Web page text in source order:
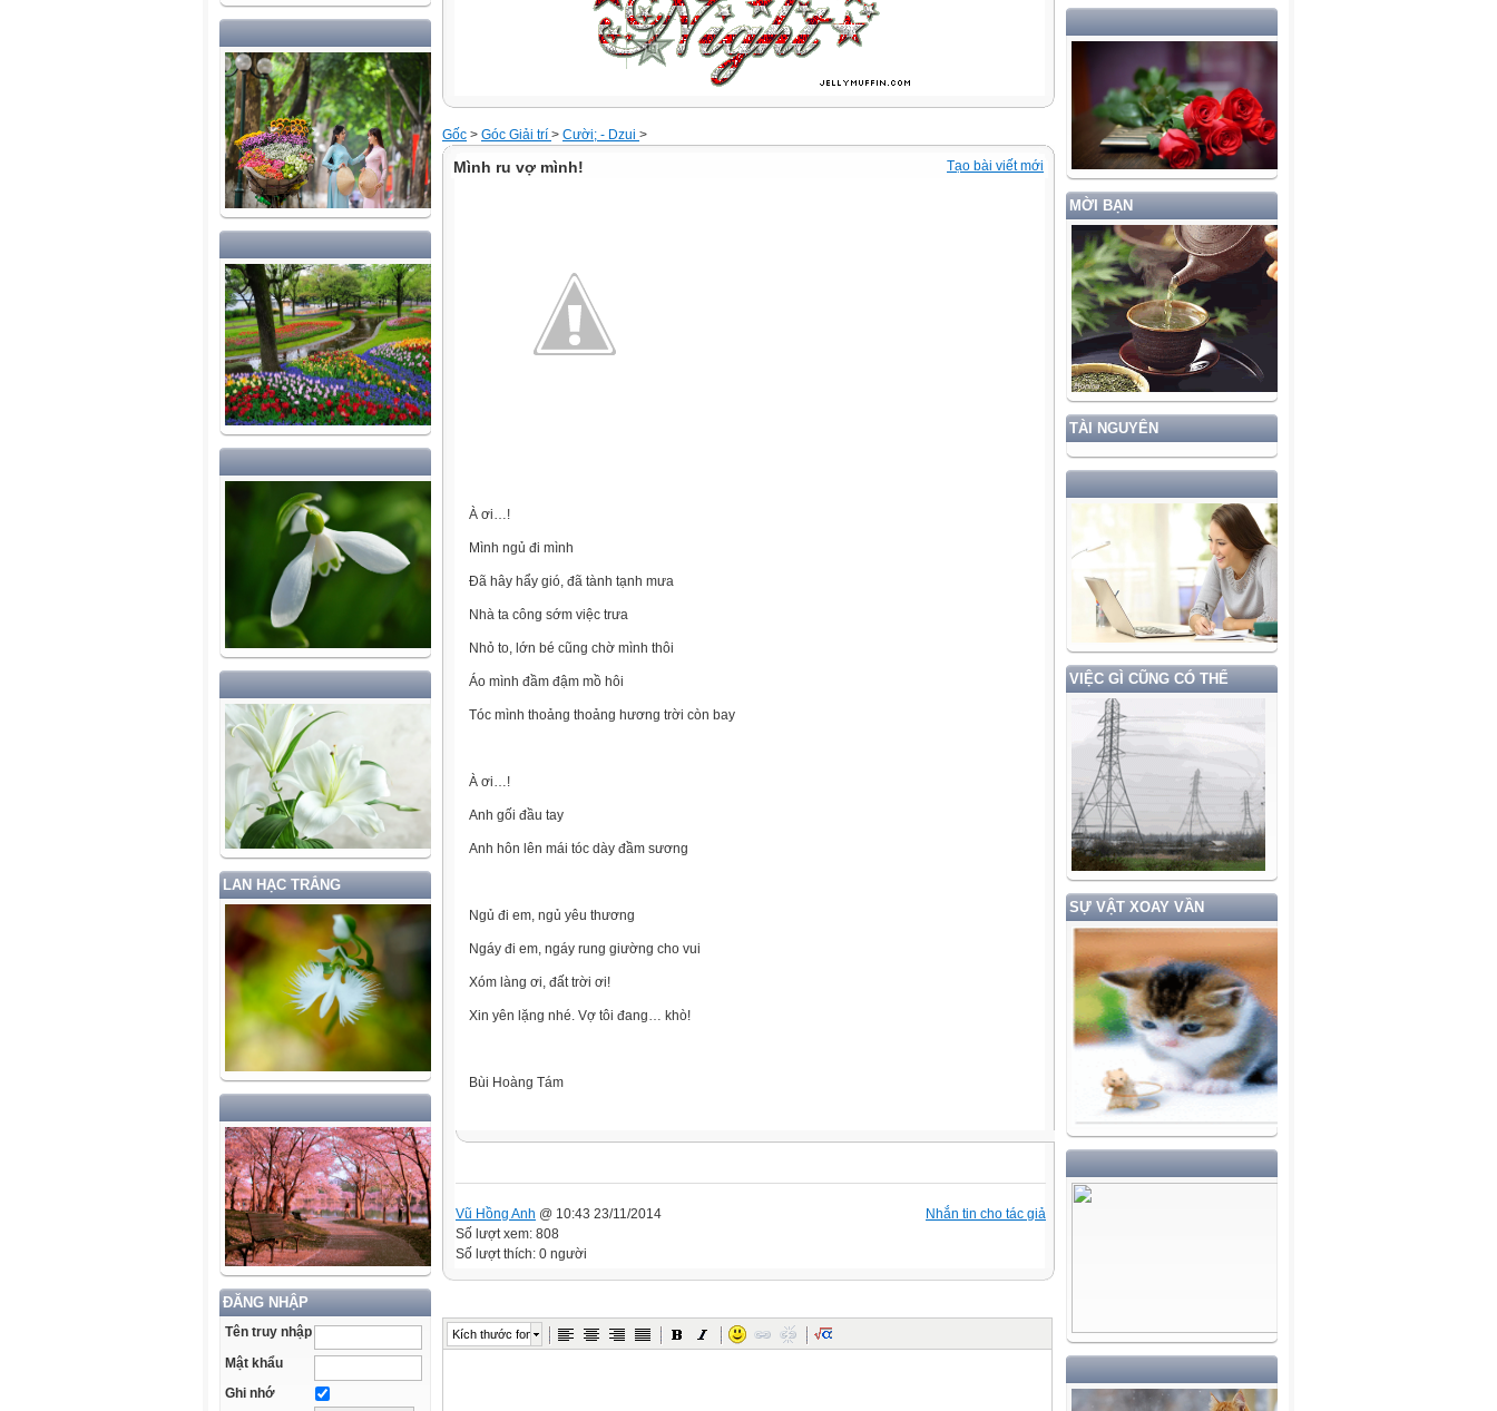
LAN HẠC TRẮNG
ĐĂNG NHẬP
Tên truy nhập
Mật khẩu
Ghi nhớ
MỜI BẠN
TÀI NGUYÊN
VIỆC GÌ CŨNG CÓ THỂ
SỰ VẬT XOAY VẦN
Gốc > Góc Giải trí > Cười; - Dzui >
Tạo bài viết mới
Mình ru vợ mình!
À ơi…!
Mình ngủ đi mình
Đã hây hẩy gió, đã tành tạnh mưa
Nhà ta công sớm việc trưa
Nhỏ to, lớn bé cũng chờ mình thôi
Áo mình đầm đậm mồ hôi
Tóc mình thoảng thoảng hương trời còn bay
À ơi…!
Anh gối đầu tay
Anh hôn lên mái tóc dày đầm sương
Ngủ đi em, ngủ yêu thương
Ngáy đi em, ngáy rung giường cho vui
Xóm làng ơi, đất trời ơi!
Xin yên lặng nhé. Vợ tôi đang… khò!
Bùi Hoàng Tám
Nhắn tin cho tác giả
Vũ Hồng Anh @ 10:43 23/11/2014
Số lượt xem: 808
Số lượt thích: 0 người
Kích thước font